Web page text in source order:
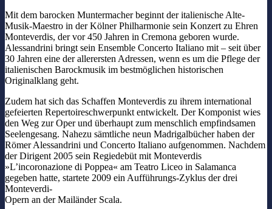
Mit dem barocken Muntermacher beginnt der italienische Alte-
Musik-Maestro in der Kölner Philharmonie sein Konzert zu Ehren
Monteverdis, der vor 450 Jahren in Cremona geboren wurde.
Alessandrini bringt sein Ensemble Concerto Italiano mit – seit über
30 Jahren eine der allerersten Adressen, wenn es um die Pflege der
italienischen Barockmusik im bestmöglichen historischen
Originalklang geht.
Zudem hat sich das Schaffen Monteverdis zu ihrem international
gefeierten Repertoireschwerpunkt entwickelt. Der Komponist wies
den Weg zur Oper und überhaupt zum menschlich empfindsamen
Seelengesang. Nahezu sämtliche neun Madrigalbücher haben der
Römer Alessandrini und Concerto Italiano aufgenommen. Nachdem
der Dirigent 2005 sein Regiedebüt mit Monteverdis
»L’incoronazione di Poppea« am Teatro Liceo in Salamanca
gegeben hatte, startete 2009 ein Aufführungs-Zyklus der drei
Monteverdi-
Opern an der Mailänder Scala.